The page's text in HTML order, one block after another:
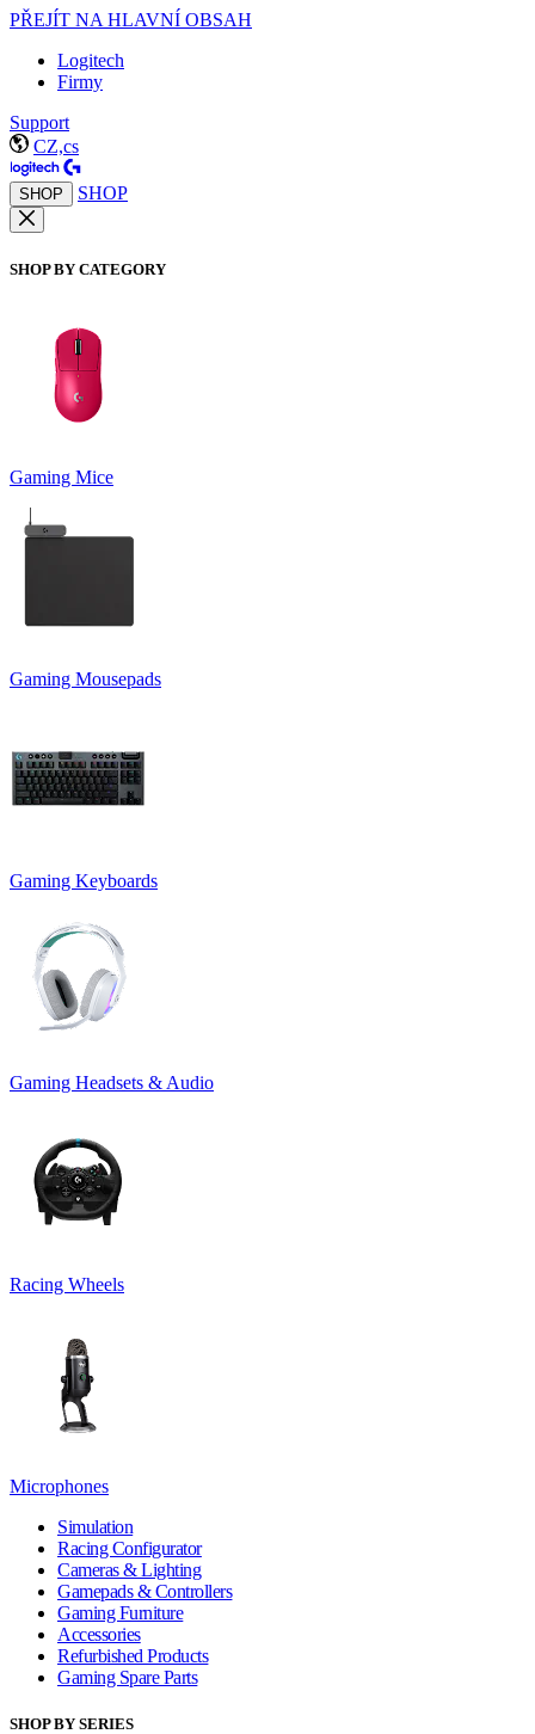
PŘEJÍT NA HLAVNÍ OBSAH
Logitech
Firmy
Support
CZ,cs
SHOP SHOP
SHOP BY CATEGORY
Gaming Mice
Gaming Mousepads
Gaming Keyboards
Gaming Headsets & Audio
Racing Wheels
Microphones
Simulation
Racing Configurator
Cameras & Lighting
Gamepads & Controllers
Gaming Furniture
Accessories
Refurbished Products
Gaming Spare Parts
SHOP BY SERIES